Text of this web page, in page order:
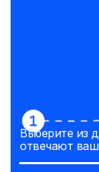
Выберите из
отвечают